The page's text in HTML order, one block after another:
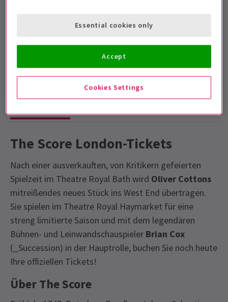
Laufzeit: 2hrs 40mins
136reviews
The Score London-Tickets
Nach einer ausverkauften, von Kritikern gefeierten
Spielzeit im Theatre Royal Bath wird Oliver Cottons
mitreißendes neues Stück ins West End übertragen.
Sie spielen im Theatre Royal Haymarket für eine
streng limitierte Saison und mit dem legendären
Bühnen- und Leinwandschauspieler Brian Cox
(_Succession) in der Hauptrolle, buchen Sie noch heute
Ihre offiziellen Tickets!
Über The Score
Cookies Settings
Essential cookies only
Accept